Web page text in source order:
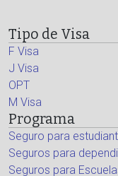
Tipo de Visa
F Visa
J Visa
OPT
M Visa
Programa
Seguro para
Seguros para
Seguros para